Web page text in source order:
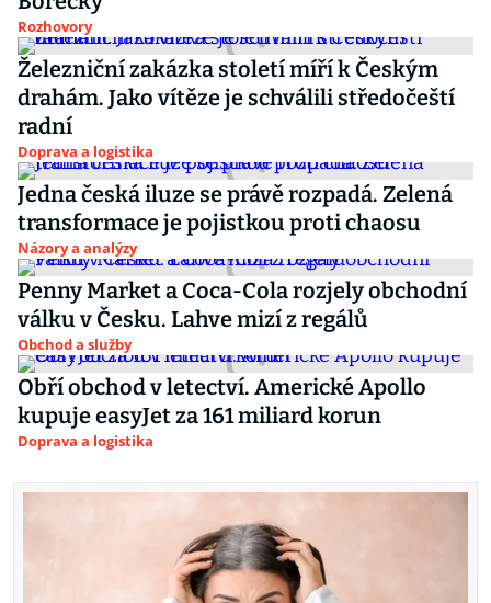
Rozhovory
Železniční zakázka století míří k Českým
drahám. Jako vítěze je schválili středočeští
radní
Doprava a logistika
Jedna česká iluze se právě rozpadá. Zelená
transformace je pojistkou proti chaosu
Názory a analýzy
Penny Market a Coca-Cola rozjely obchodní
válku v Česku. Lahve mizí z regálů
Obchod a služby
Obří obchod v letectví. Americké Apollo
kupuje easyJet za 161 miliard korun
Doprava a logistika